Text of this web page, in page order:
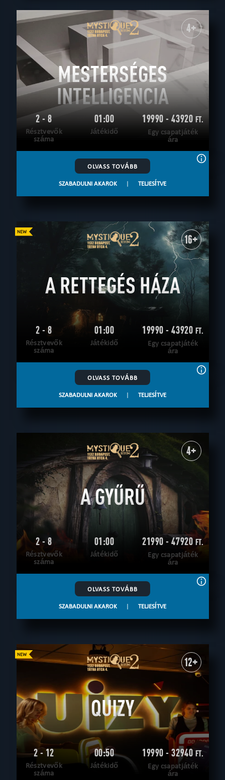
4+
MESTERSÉGES
INTELLIGENCIA
2 - 8
Résztvevők
száma
01:00
Játékidő
19990 - 43920 FT.
Egy csapatjáték
ára
OLVASS TOVÁBB
SZABADULNI AKAROK | TELJESÍTVE
16+
A RETTEGÉS HÁZA
2 - 8
Résztvevők
száma
01:00
Játékidő
19990 - 43920 FT.
Egy csapatjáték
ára
OLVASS TOVÁBB
SZABADULNI AKAROK | TELJESÍTVE
4+
A GYŰRŰ
2 - 8
Résztvevők
száma
01:00
Játékidő
21990 - 47920FT.
Egy csapatjáték
ára
OLVASS TOVÁBB
SZABADULNI AKAROK | TELJESÍTVE
12+
QUIZY
2 - 12
Résztvevők
száma
00:50
Játékidő
19990 - 32940 FT.
Egy csapatjáték
ára